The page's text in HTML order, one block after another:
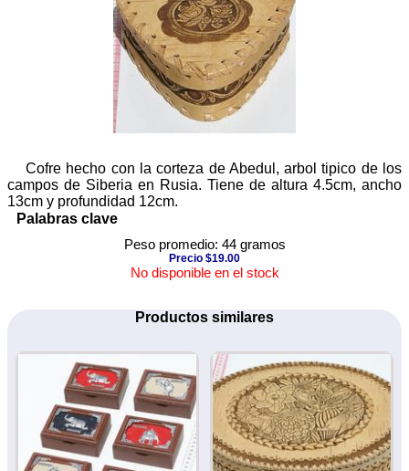
Cofre hecho con la corteza de Abedul, arbol tipico de los
campos de Siberia en Rusia. Tiene de altura 4.5cm, ancho
13cm y profundidad 12cm.
Palabras clave
Peso promedio: 44 gramos
Precio $19.00
No disponible en el stock
Productos similares